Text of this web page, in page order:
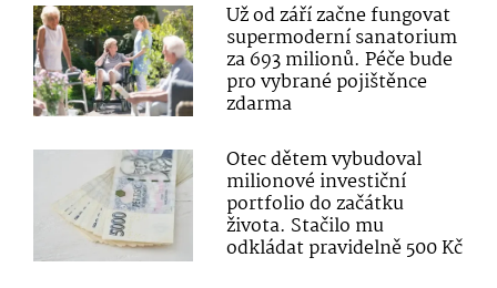
Už od září začne fungovat
supermoderní sanatorium
za 693 milionů. Péče bude
pro vybrané pojištěnce
zdarma
Otec dětem vybudoval
milionové investiční
portfolio do začátku
života. Stačilo mu
odkládat pravidelně 500 Kč